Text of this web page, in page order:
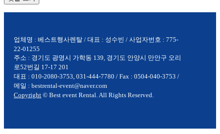
업체명 : 베스트행사렌탈 / 대표 : 성수빈 / 사업자번호 : 775-
22-01255
주소 : 경기도 광명시 가학동 139, 경기도 안양시 만안구 오리
로52번길 17-17 201
대표 : 010-2080-3753, 031-444-7780 / Fax : 0504-040-3753 /
메일 : bestrental-event@naver.com
Copyright© Best event Rental. All Rights Reserved.